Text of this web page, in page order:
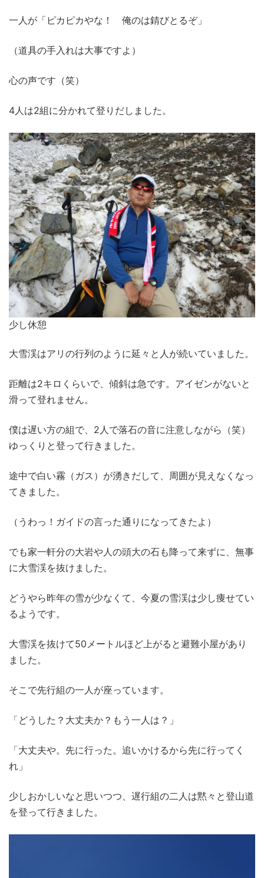
一人が「ピカピカやな！ 俺のは錆びとるぞ」
（道具の手入れは大事ですよ）
心の声です（笑）
4人は2組に分かれて登りだしました。
少し休憩
大雪渓はアリの行列のように延々と人が続いていました。
距離は2キロくらいで、傾斜は急です。アイゼンがないと
滑って登れません。
僕は遅い方の組で、2人で落石の音に注意しながら（笑）
ゆっくりと登って行きました。
途中で白い霧（ガス）が湧きだして、周囲が見えなくなっ
てきました。
（うわっ！ガイドの言った通りになってきたよ）
でも家一軒分の大岩や人の頭大の石も降って来ずに、無事
に大雪渓を抜けました。
どうやら昨年の雪が少なくて、今夏の雪渓は少し痩せてい
るようです。
大雪渓を抜けて50メートルほど上がると避難小屋があり
ました。
そこで先行組の一人が座っています。
「どうした？大丈夫か？もう一人は？」
「大丈夫や。先に行った。追いかけるから先に行ってく
れ」
少しおかしいなと思いつつ、遅行組の二人は黙々と登山道
を登って行きました。